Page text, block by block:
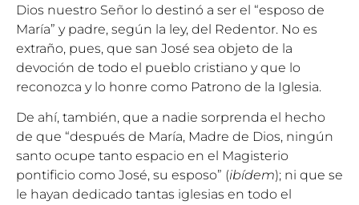
Dios nuestro Señor lo destinó a ser el “esposo de
María” y padre, según la ley, del Redentor. No es
extraño, pues, que san José sea objeto de la
devoción de todo el pueblo cristiano y que lo
reconozca y lo honre como Patrono de la Iglesia.
De ahí, también, que a nadie sorprenda el hecho
de que “después de María, Madre de Dios, ningún
santo ocupe tanto espacio en el Magisterio
pontificio como José, su esposo” (ibídem); ni que se
le hayan dedicado tantas iglesias en todo el